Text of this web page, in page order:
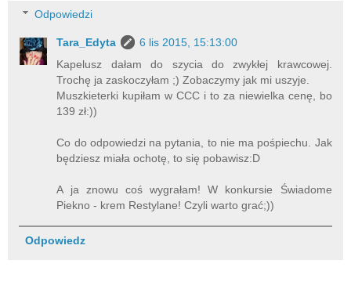
Odpowiedzi
Tara_Edyta
6 lis 2015, 15:13:00
Kapelusz dałam do szycia do zwykłej krawcowej.
Trochę ja zaskoczyłam ;) Zobaczymy jak mi uszyje.
Muszkieterki kupiłam w CCC i to za niewielka cenę, bo
139 zł:))
Co do odpowiedzi na pytania, to nie ma pośpiechu. Jak
będziesz miała ochotę, to się pobawisz:D
A ja znowu coś wygrałam! W konkursie Świadome
Piekno - krem Restylane! Czyli warto grać;))
Odpowiedz